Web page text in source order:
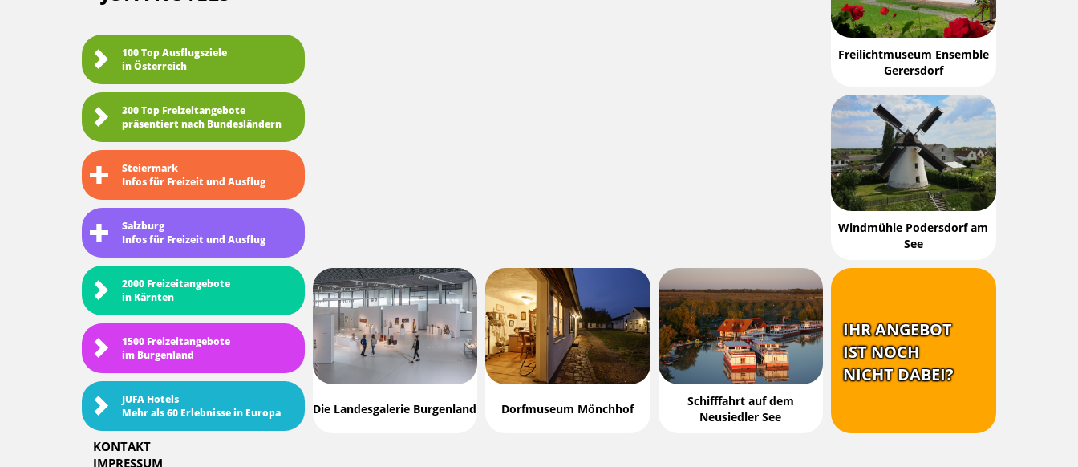
100 Top Ausflugsziele
in Österreich
300 Top Freizeitangebote
präsentiert nach Bundesländern
Steiermark
Infos für Freizeit und Ausflug
Salzburg
Infos für Freizeit und Ausflug
2000 Freizeitangebote
in Kärnten
1500 Freizeitangebote
im Burgenland
JUFA Hotels
Mehr als 60 Erlebnisse in Europa
KONTAKT
IMPRESSUM
Freilichtmuseum Ensemble
Gerersdorf
Windmühle Podersdorf am
See
Die Landesgalerie Burgenland Dorfmuseum Mönchhof
Schifffahrt auf dem
Neusiedler See
IHR ANGEBOT
IST NOCH
NICHT DABEI?